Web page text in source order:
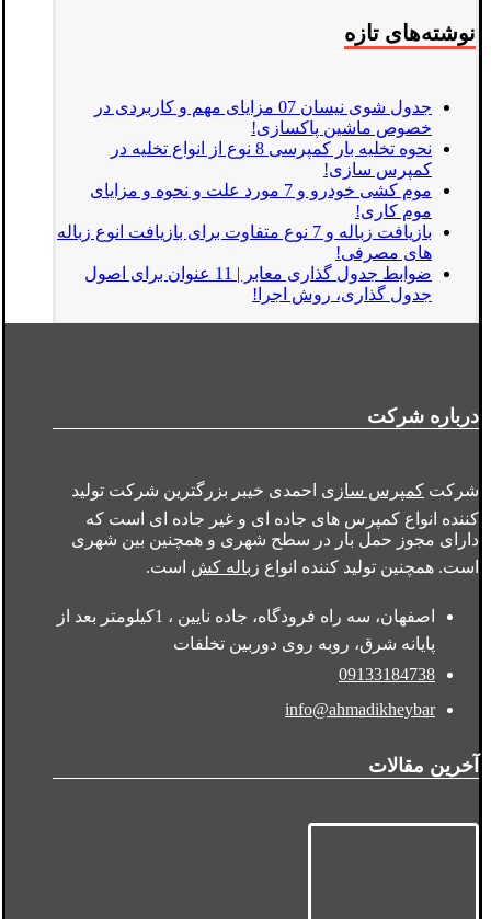
نوشته‌های تازه
جدول شوی نیسان 07 مزایای مهم و کاربردی در
خصوص ماشین پاکسازی!
نحوه تخلیه بار کمپرسی 8 نوع از انواع تخلیه در
کمپرس سازی!
موم کشی خودرو و 7 مورد علت و نحوه و مزایای
موم کاری!
بازیافت زباله و 7 نوع متفاوت برای بازیافت انوع زباله
های مصرفی!
ضوابط جدول گذاری معابر | 11 عنوان برای اصول
جدول گذاری، روش اجرا!
درباره شرکت
شرکت کمپرس سازی احمدی خیبر بزرگترین شرکت تولید
کننده انواع کمپرس های جاده ای و غیر جاده ای است که
دارای مجوز حمل بار در سطح شهری و همچنین بین شهری
است. همچنین تولید کننده انواع زباله کش است.
اصفهان، سه راه فرودگاه، جاده نایین ، 1کیلومتر بعد از
پایانه شرق، روبه روی دوربین تخلفات
09133184738
info@ahmadikheybar
آخرین مقالات